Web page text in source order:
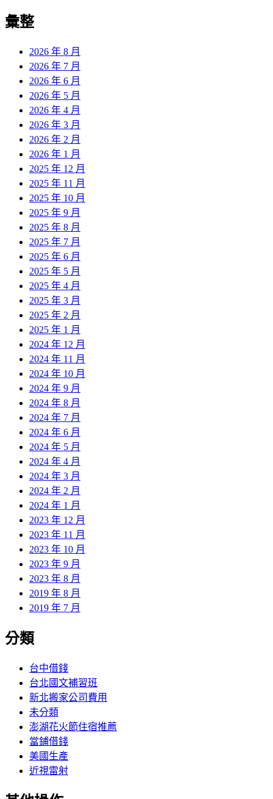
彙整
2026 年 8 月
2026 年 7 月
2026 年 6 月
2026 年 5 月
2026 年 4 月
2026 年 3 月
2026 年 2 月
2026 年 1 月
2025 年 12 月
2025 年 11 月
2025 年 10 月
2025 年 9 月
2025 年 8 月
2025 年 7 月
2025 年 6 月
2025 年 5 月
2025 年 4 月
2025 年 3 月
2025 年 2 月
2025 年 1 月
2024 年 12 月
2024 年 11 月
2024 年 10 月
2024 年 9 月
2024 年 8 月
2024 年 7 月
2024 年 6 月
2024 年 5 月
2024 年 4 月
2024 年 3 月
2024 年 2 月
2024 年 1 月
2023 年 12 月
2023 年 11 月
2023 年 10 月
2023 年 9 月
2023 年 8 月
2019 年 8 月
2019 年 7 月
分類
台中借錢
台北國文補習班
新北搬家公司費用
未分類
澎湖花火節住宿推薦
當鋪借錢
美國生產
近視雷射